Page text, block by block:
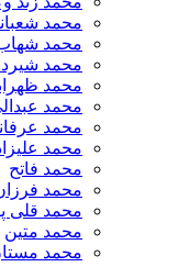
محمد
محمد
​محمد
محمد
محمد
محمد
محمد
محمد فاتح
محمد
محمد قلی
محمد متین
محمد